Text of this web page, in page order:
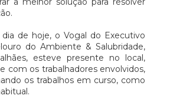
de hoje, o Vogal do Executivo
do Ambiente & Salubridade,
esteve presente no local,
com os trabalhadores envolvidos,
os trabalhos em curso, como